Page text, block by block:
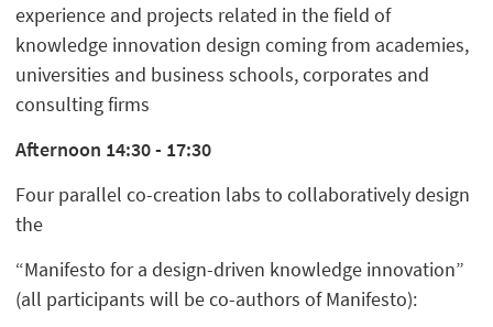
experience and projects related in the field of
knowledge innovation design coming from academies,
universities and business schools, corporates and
consulting firms
Afternoon 14:30 - 17:30
Four parallel co-creation labs to collaboratively design
the
“Manifesto for a design-driven knowledge innovation”
(all participants will be co-authors of Manifesto):